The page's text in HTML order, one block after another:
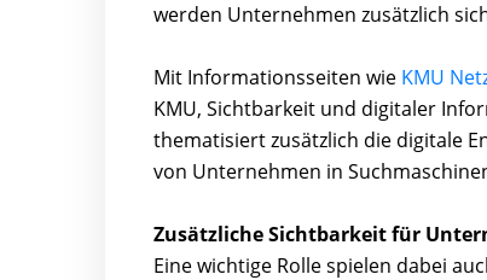
werden Unternehmen zusätzlich
Mit Informationsseiten wie KMU
KMU, Sichtbarkeit und digitaler
thematisiert zusätzlich die digitale
von Unternehmen in
Zusätzliche Sichtbarkeit für
Eine wichtige Rolle spielen dabei